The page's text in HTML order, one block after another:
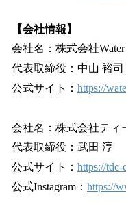
【会社情報】
会社名：株式会社Water
代表取締役：中山 裕司
公式サイト： https://
会社名：株式会社ティ
代表取締役：武田 淳
公式サイト： https://tdc-
公式Instagram： https://